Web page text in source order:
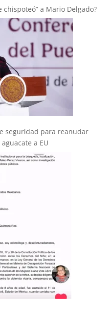
chispoteó” a Mario Delgado?
seguridad para reanudar
a EU